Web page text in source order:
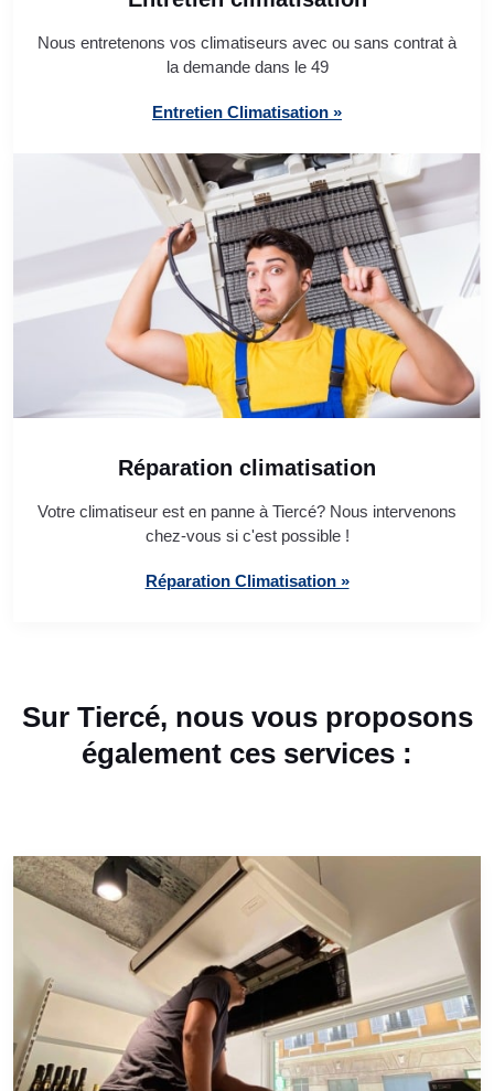
Nous entretenons vos climatiseurs avec ou sans contrat à
la demande dans le 49
Entretien Climatisation »
Réparation climatisation
Votre climatiseur est en panne à Tiercé? Nous intervenons
chez-vous si c'est possible !
Réparation Climatisation »
Sur Tiercé, nous vous proposons
également ces services :